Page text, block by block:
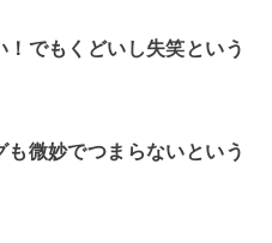
！でもくどいし失笑という
も微妙でつまらないという